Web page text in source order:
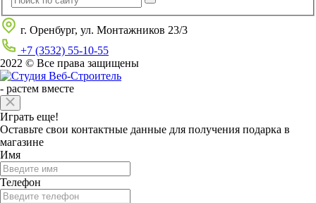
г. Оренбург, ул. Монтажников 23/3
+7 (3532) 55-10-55
2022 © Все права защищены
- растем вместе
Играть еще!
Оставьте свои контактные данные для получения подарка в
магазине
Имя
Телефон